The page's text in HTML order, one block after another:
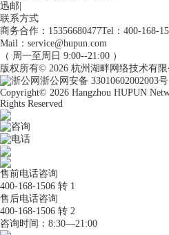
迅邮
联系方式
商务合作：15356680477Tel：400-168-
Mail：service@hupun.com
（ 周一至周日 9:00--21:00 ）
版权所有© 2026 杭州湖畔网络技术有限
浙公网安备 33010602002003号
Copyright© 2026 Hangzhou HUPUN
Rights Reserved
咨询
电话
售前电话咨询
400-168-1506 转 1
售后电话咨询
400-168-1506 转 2
咨询时间：8:30—21:00